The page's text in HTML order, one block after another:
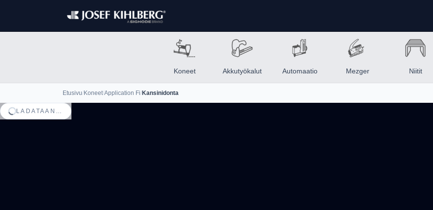
Koneet Akkutyökalut Automaatio Mezger Niitit
Etusivu/Koneet/Application Fi/Kansinidonta
LADATAAN…